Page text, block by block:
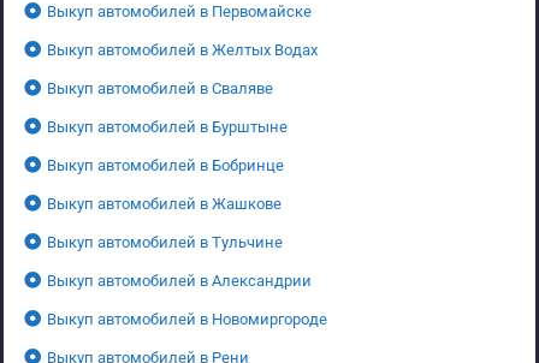
Выкуп автомобилей в Первомайске
Выкуп автомобилей в Желтых Водах
Выкуп автомобилей в Сваляве
Выкуп автомобилей в Бурштыне
Выкуп автомобилей в Бобринце
Выкуп автомобилей в Жашкове
Выкуп автомобилей в Тульчине
Выкуп автомобилей в Александрии
Выкуп автомобилей в Новомиргороде
Выкуп автомобилей в Рени